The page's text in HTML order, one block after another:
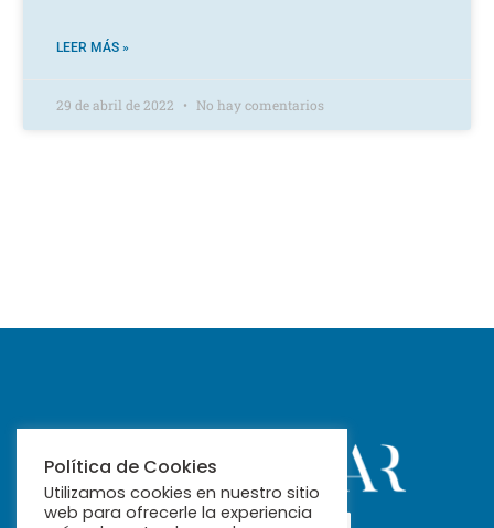
LEER MÁS »
29 de abril de 2022 No hay comentarios
Política de Cookies
Utilizamos cookies en nuestro sitio
web para ofrecerle la experiencia